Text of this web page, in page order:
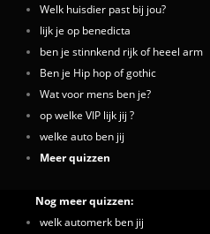
Welk huisdier past bij jou?
lijk je op benedicta
ben je stinnkend rijk of heeel arm
Ben je Hip hop of gothic
Wat voor mens ben je?
op welke VIP lijk jij ?
welke auto ben jij
Meer quizzen
Nog meer quizzen:
welk automerk ben jij